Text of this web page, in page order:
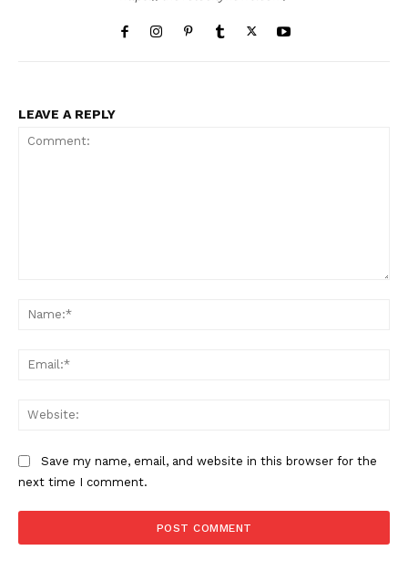
LEAVE A REPLY
Save my name, email, and website in this browser for the
next time I comment.